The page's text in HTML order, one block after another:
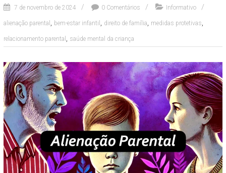
7 de novembro de 2024 0 Comentários Informativo
alienação parental , bem-estar infantil , direito de família, medidas protetivas,
relacionamento parental , saúde mental da criança